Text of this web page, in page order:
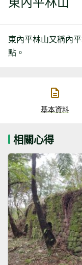
東內平林山又稱內
點。
基本資料
相關心得